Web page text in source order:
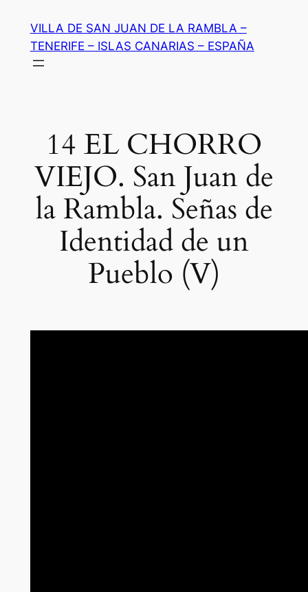
contenido
VILLA DE SAN JUAN DE LA RAMBLA –
TENERIFE – ISLAS CANARIAS – ESPAÑA
14 EL CHORRO
VIEJO. San Juan de
la Rambla. Señas de
Identidad de un
Pueblo (V)